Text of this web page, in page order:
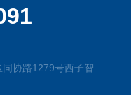
协路1279号西子智